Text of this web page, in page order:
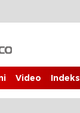
Video Indeks